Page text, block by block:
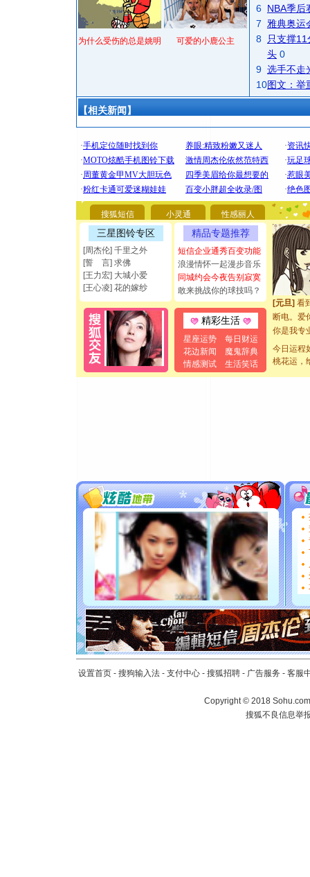
为什么受伤的总是姚明 可爱的小鹿公主
6 NBA季后
7
雅典奥运
8
只支撑
头 0
9 选手不走
10图文：举
【相关新闻】
搜狐短信 小灵通 性感丽人
三星图铃专区
[周杰伦] 千里之外
[誓 言] 求佛
[王力宏] 大城小爱
[王心凌] 花的嫁纱
精品专题推荐
短信企业通秀百变功能
浪漫情怀一起漫步音乐
同城约会今夜告别寂寞
敢来挑战你的球技吗？
精彩生活
星座运势
每日财运
花边新闻
魔鬼辞典
情感测试
生活笑话
[圣诞节]
你太多
要平安！
[圣诞节]
能正大光
都要快乐
[圣诞节]
如意,快
[元旦]看
断电。爱
你是我专
[元旦]如
起；二是
离。水晶
[元旦]当
送你一棵
[圣诞节]
你太多
要平安
[圣诞节]
能正大
都要快乐
[圣诞节]
如意,快
[元旦]看
断电。爱
你是我专
[元旦]如
起；二是
泣，这痛
今日运程
桃花运，
设置首页 - 搜狗输入法 - 支付中心 - 搜狐招聘 - 广告服务 - 客服
Copyright©2018
搜狐不良信息举